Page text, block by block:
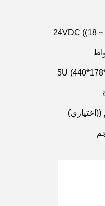
24VDC ((18
5U
((اختياري)